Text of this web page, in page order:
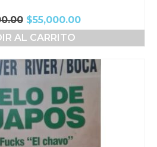
El
precio
original
$65,000.00.
$55,000.00El
precio
$55,000.00.
AL CARRITO